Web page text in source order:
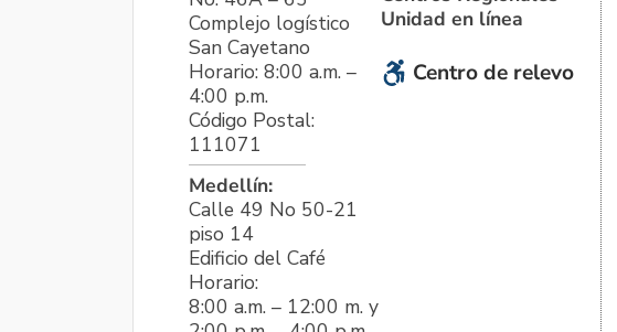
Complejo logístico
San Cayetano
Horario: 8:00 a.m. –
4:00 p.m.
Código Postal:
111071
Medellín:
Calle 49 No 50-21
piso 14
Edificio del Café
Horario:
8:00 a.m. – 12:00 m. y
Unidad en línea
Centro de relevo